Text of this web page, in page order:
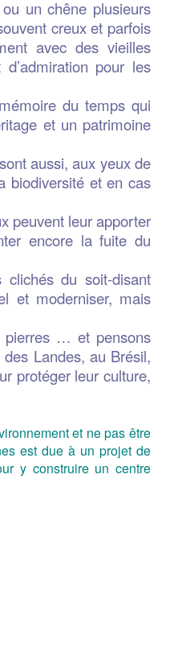
un chêne plusieurs
creux et parfois
avec des vieilles
pour les
du temps qui
et un patrimoine
aussi, aux yeux de
biodiversité et en cas
peuvent leur apporter
encore la fuite du
du soit-disant
et moderniser, mais
pierres … et pensons
Landes, au Brésil,
protéger leur culture,
et ne pas être
est due à un projet de
y construire un centre